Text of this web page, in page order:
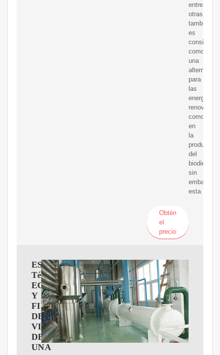
entre
otras;
tambien
es
como
una
alternativa
para
las
energias
renovables
como
en
la
produccion
del
biodiesel,
sin
embargo,
esta
Obtén
el
precio
ESTUDIO
TéCNICO,
ECONóMICO
Y
FINANCIERO
DE
VIABILIDAD
DE
UNA